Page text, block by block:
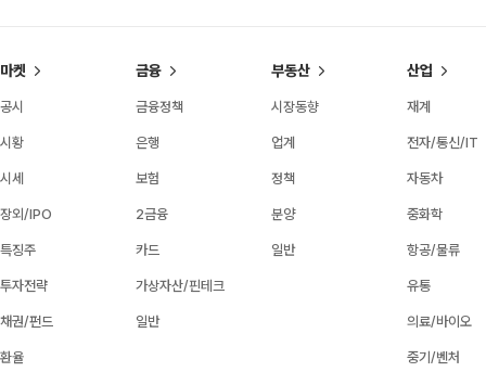
마켓
공시
시황
시세
장외/IPO
특징주
투자전략
채권/펀드
환율
금융
금융정책
은행
보험
2금융
카드
가상자산/핀테크
일반
부동산
시장동향
업계
정책
분양
일반
산업
재계
전자/통신/IT
자동차
중화학
항공/물류
유통
의료/바이오
중기/벤처